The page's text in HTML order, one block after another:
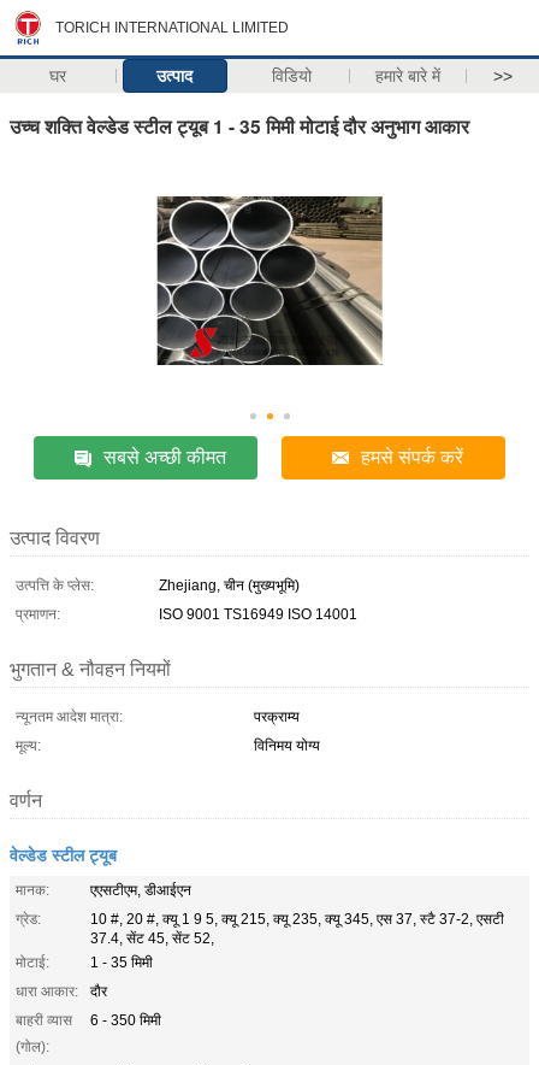
TORICH INTERNATIONAL LIMITED
घर उत्पाद विडियो हमारे बारे में >>
उच्च शक्ति वेल्डेड स्टील ट्यूब 1 - 35 मिमी मोटाई दौर अनुभाग आकार
सबसे अच्छी कीमत हमसे संपर्क करें
उत्पाद विवरण
उत्पत्ति के प्लेस:
Zhejiang, चीन (मुख्यभूमि)
प्रमाणन:
ISO 9001 TS16949 ISO 14001
भुगतान & नौवहन नियमों
न्यूनतम आदेश मात्रा:
परक्राम्य
मूल्य:
विनिमय योग्य
वर्णन
वेल्डेड स्टील ट्यूब
मानक:
एएसटीएम, डीआईएन
ग्रेड:
10 #, 20 #, क्यू 1 9 5, क्यू 215, क्यू 235, क्यू 345, एस 37, स्टै 37-2, एसटी
37.4, सेंट 45, सेंट 52,
मोटाई:
1 - 35 मिमी
धारा आकार:
दौर
बाहरी व्यास
(गोल):
6 - 350 मिमी